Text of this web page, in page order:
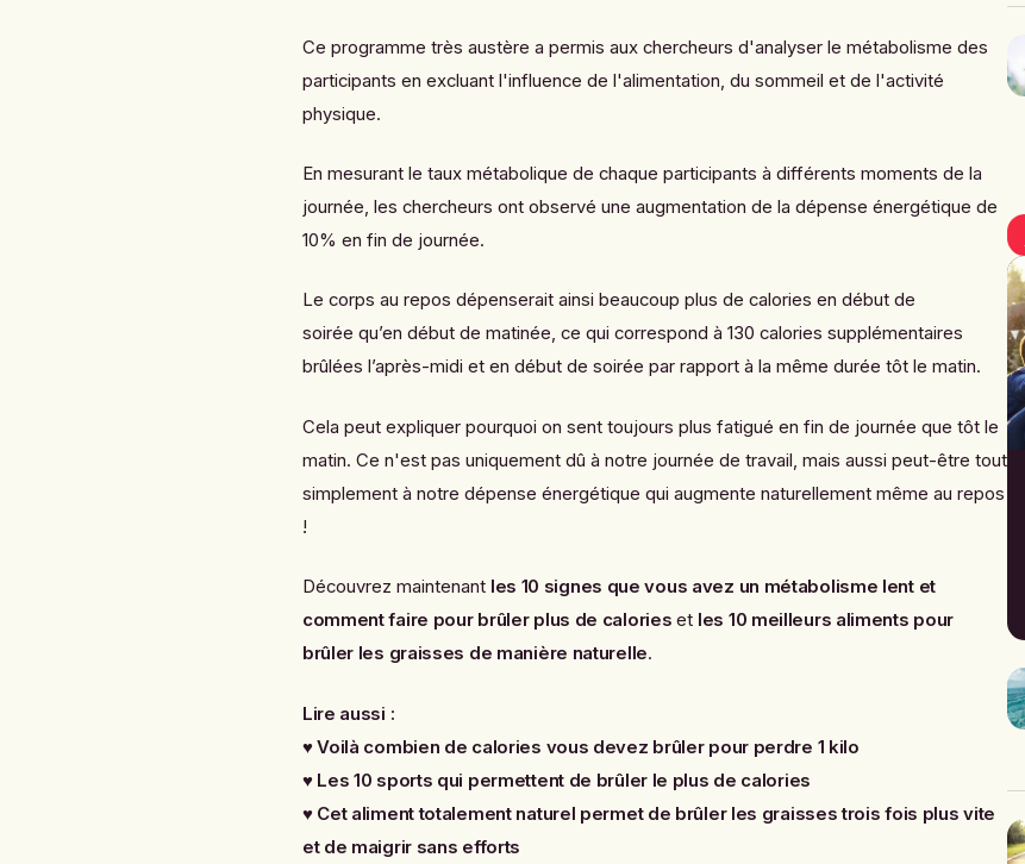
Ce programme très austère a permis aux chercheurs d'analyser le métabolisme des
participants en excluant l'influence de l'alimentation, du sommeil et de l'activité
physique.
En mesurant le taux métabolique de chaque participants à différents moments de la
journée, les chercheurs ont observé une augmentation de la dépense énergétique de
10% en fin de journée.
Le corps au repos dépenserait ainsi beaucoup plus de calories en début de
soirée qu’en début de matinée, ce qui correspond à 130 calories supplémentaires
brûlées l’après-midi et en début de soirée par rapport à la même durée tôt le matin.
Cela peut expliquer pourquoi on sent toujours plus fatigué en fin de journée que tôt le
matin. Ce n'est pas uniquement dû à notre journée de travail, mais aussi peut-être tout
simplement à notre dépense énergétique qui augmente naturellement même au repos
!
Découvrez maintenant les 10 signes que vous avez un métabolisme lent et
comment faire pour brûler plus de calories et les 10 meilleurs aliments pour
brûler les graisses de manière naturelle.
Lire aussi :
♥Voilà combien de calories vous devez brûler pour perdre 1 kilo
♥ Les 10 sports qui permettent de brûler le plus de calories
♥ Cet aliment totalement naturel permet de brûler les graisses trois fois plus vite
et de maigrir sans efforts